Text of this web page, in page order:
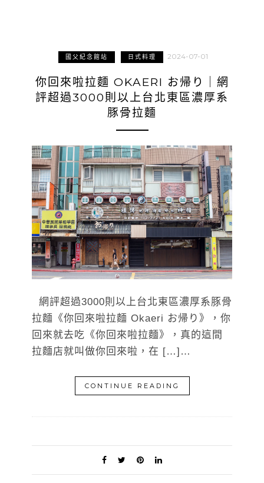
國父紀念館站 日式料理 2024-07-01
你回來啦拉麵 OKAERI お帰り｜網
評超過3000則以上台北東區濃厚系
豚骨拉麵
網評超過3000則以上台北東區濃厚系豚骨
拉麵《你回來啦拉麵 Okaeri お帰り》，你
回來就去吃《你回來啦拉麵》，真的這間
拉麵店就叫做你回來啦，在 […]…
CONTINUE READING